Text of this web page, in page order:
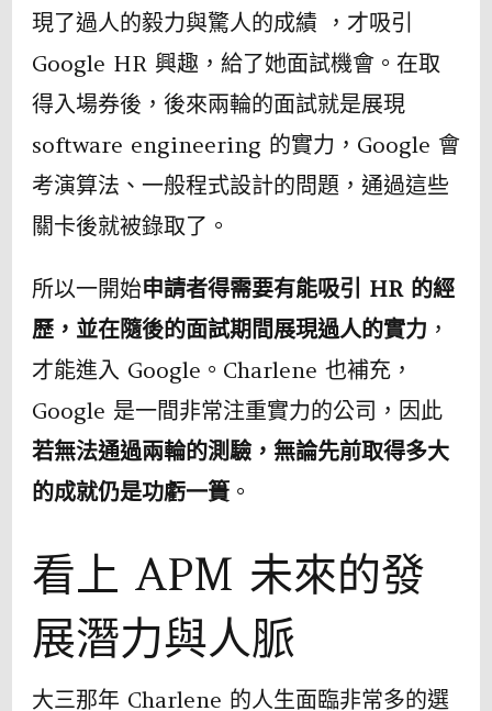
現了過人的毅力與驚人的成績 ，才吸引
Google HR 興趣，給了她面試機會。在取
得入場券後，後來兩輪的面試就是展現
software engineering 的實力，Google 會
考演算法、一般程式設計的問題，通過這些
關卡後就被錄取了。
所以一開始申請者得需要有能吸引 HR 的經
歷，並在隨後的面試期間展現過人的實力 ，
才能進入 Google。Charlene 也補充，
Google 是一間非常注重實力的公司，因此
若無法通過兩輪的測驗，無論先前取得多大
的成就仍是功虧一簣 。
看上 APM 未來的發
展潛力與人脈
大三那年 Charlene 的人生面臨非常多的選